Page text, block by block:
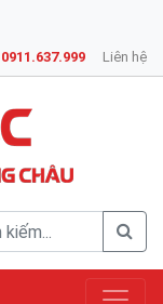
0911.637.999 Liên hệ